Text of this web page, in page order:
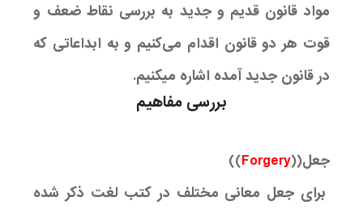
مواد قانون قدیم و جدید به بررسی نقاط ضعف و
قوت هر دو قانون اقدام می‌کنیم و به ابداعاتی که
در قانون جدید آمده اشاره میکنیم.
بررسی مفاهیم
جعل((Forgery
))
برای جعل معانی مختلف در کتب لغت ذکر شده